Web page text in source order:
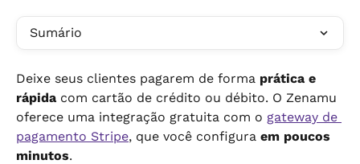
Sumário
Deixe seus clientes pagarem de forma prática e
rápida com cartão de crédito ou débito. O Zenamu
oferece uma integração gratuita com o gateway de
pagamento Stripe, que você configura em poucos
minutos.